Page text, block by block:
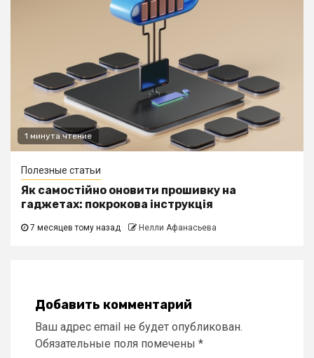
1 минута чтение
Полезные статьи
Як самостійно оновити прошивку на
гаджетах: покрокова інструкція
7 месяцев тому назад Нелли Афанасьева
Добавить комментарий
Ваш адрес email не будет опубликован.
Обязательные поля помечены *